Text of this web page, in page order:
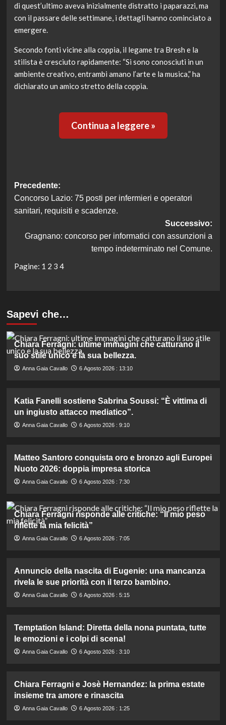
di quest’ultimo aveva inizialmente distratto i paparazzi, ma
con il passare delle settimane, i dettagli hanno cominciato a
emergere.
Secondo fonti vicine alla coppia, il legame tra Bresh e la
stilista è cresciuto rapidamente: “Si sono conosciuti in un
ambiente creativo, entrambi amano l’arte e la musica,” ha
dichiarato un amico stretto della coppia.
Continua a leggere »
Navigazione
articolo
Precedente:
Concorso Lazio: 75 posti per infermieri e operatori
sanitari, requisiti e scadenze.
Successivo:
Gragnano: concorso per informatici con assunzioni a
tempo indeterminato nel Comune.
Pagine: 1 2 3 4
Sapevi che…
Chiara Ferragni: ultime immagini che catturano il
suo stile unico e la sua bellezza.
Anna Gaia Cavallo 6 Agosto 2026 : 13:10
Katia Fanelli sostiene Sabrina Soussi: “È vittima di
un ingiusto attacco mediatico”.
Anna Gaia Cavallo 6 Agosto 2026 : 9:10
Matteo Santoro conquista oro e bronzo agli Europei
Nuoto 2026: doppia impresa storica
Anna Gaia Cavallo 6 Agosto 2026 : 7:30
Chiara Ferragni risponde alle critiche: “Il mio peso
riflette la mia felicità”
Anna Gaia Cavallo 6 Agosto 2026 : 7:05
Annuncio della nascita di Eugenie: una mancanza
rivela le sue priorità con il terzo bambino.
Anna Gaia Cavallo 6 Agosto 2026 : 5:15
Temptation Island: Diretta della nona puntata, tutte
le emozioni e i colpi di scena!
Anna Gaia Cavallo 6 Agosto 2026 : 3:10
Chiara Ferragni e Josè Hernandez: la prima estate
insieme tra amore e rinascita
Anna Gaia Cavallo 6 Agosto 2026 : 1:25